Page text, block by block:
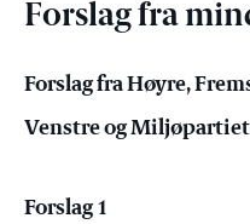
Forslag fra
Forslag fra Høyre,
Venstre og
Forslag 1